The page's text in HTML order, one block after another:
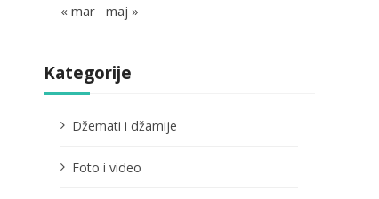
« mar maj »
Kategorije
Džemati i džamije
Foto i video